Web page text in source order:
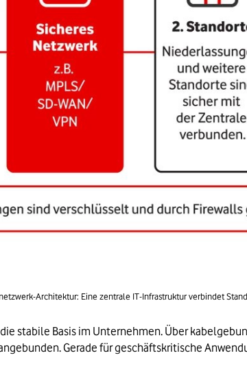
Architektur: Eine zentrale IT-Infrastruktur verbindet
stabile Basis im Unternehmen. Über
Gerade für geschäftskritische